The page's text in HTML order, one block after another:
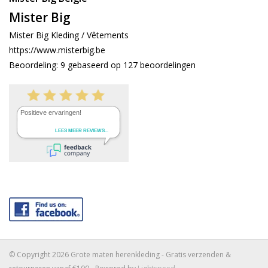
Mister Big
Mister Big Kleding / Vêtements
https://www.misterbig.be
Beoordeling: 9 gebaseerd op 127 beoordelingen
© Copyright 2026 Grote maten herenkleding - Gratis verzenden &